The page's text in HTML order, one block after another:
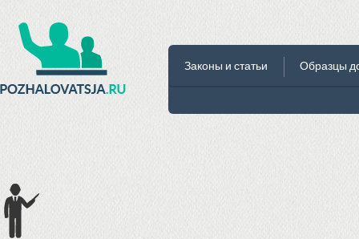
Законы и статьи Образцы